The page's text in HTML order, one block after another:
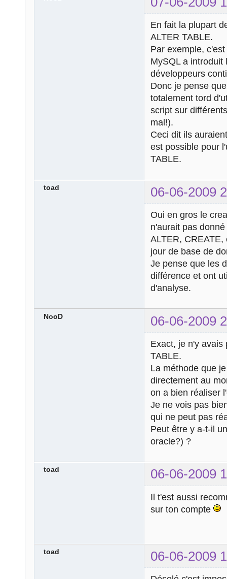
En fait la plupart
ALTER TABLE.
Par exemple,
MySQL a introduit
développeurs
Donc je pense
totalement tord
script sur
mal!).
Ceci dit ils
est possible pour
TABLE.
toad 06-06-2009
Oui en gros le
n'aurait pas
ALTER,
jour de base de
Je pense que les
différence et ont
d'analyse.
NooD 06-06-2009
Exact, je n'y avais
TABLE.
La méthode que
directement au
on a bien réaliser
Je ne vois pas
qui ne peut pas
Peut être y a-t-il
oracle?) ?
toad 06-06-2009
Il t'est aussi
sur ton compte
toad 06-06-2009